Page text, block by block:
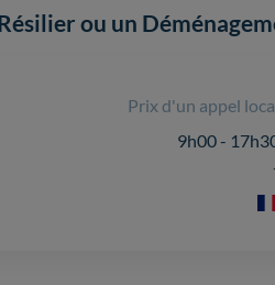
ou un
Prix d'un appel
9h00 -